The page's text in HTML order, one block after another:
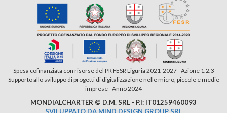
Spesa cofinanziata con risorse del PR FESR Liguria 2021-2027 - Azione 1.2.3
Supporto allo sviluppo di progetti di digitalizzazione nelle micro, piccole e medie
imprese - Anno 2024
MONDIALCHARTER © D.M. SRL - P.I: IT01259460093